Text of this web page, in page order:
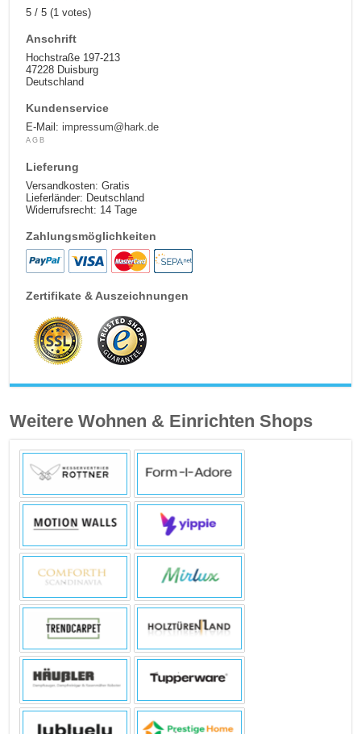
5/5 (1 votes)
Anschrift
Hochstraße 197-213
47228 Duisburg
Deutschland
Kundenservice
E-Mail:impressum@hark.de
AGB
Lieferung
Versandkosten: Gratis
Lieferländer: Deutschland
Widerrufsrecht: 14 Tage
Zahlungsmöglichkeiten
Zertifikate & Auszeichnungen
Weitere Wohnen & Einrichten Shops